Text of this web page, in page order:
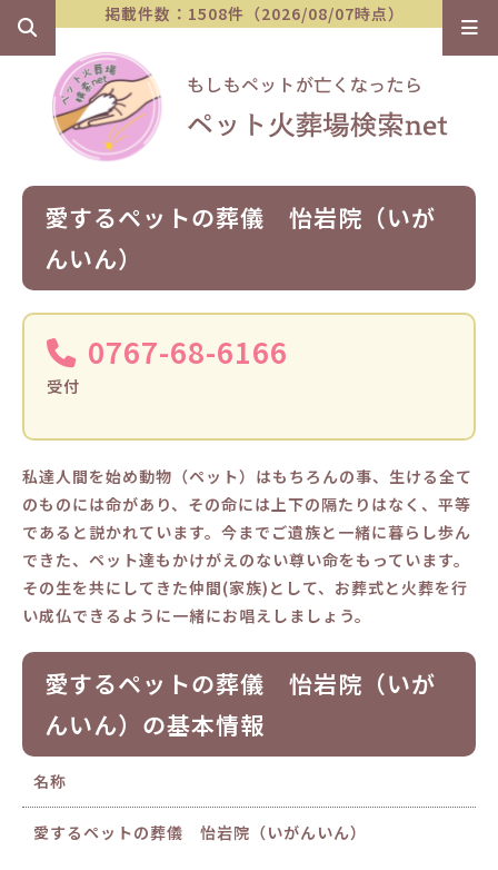
掲載件数：1508件（2026/08/07時点）
愛するペットの葬儀 怡岩院（いが
んいん）
0767-68-6166
受付
私達人間を始め動物（ペット）はもちろんの事、生ける全て
のものには命があり、その命には上下の隔たりはなく、平等
であると説かれています。今までご遺族と一緒に暮らし歩ん
できた、ペット達もかけがえのない尊い命をもっています。
その生を共にしてきた仲間(家族)として、お葬式と火葬を行
い成仏できるように一緒にお唱えしましょう。
愛するペットの葬儀 怡岩院（いが
んいん）の基本情報
名称
愛するペットの葬儀 怡岩院（いがんいん）